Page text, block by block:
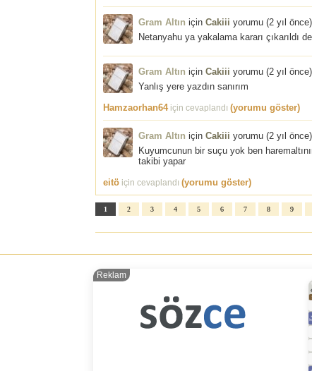
Gram Altın için Cakiii yorumu (2 yıl önce)
Netanyahu ya yakalama kararı çıkarıldı
Gram Altın için Cakiii yorumu (2 yıl önce)
Yanlış yere yazdın sanırım
Hamzaorhan64için cevaplandı (yorumu göster)
Gram Altın için Cakiii yorumu (2 yıl önce)
Kuyumcunun bir suçu yok ben
takibi yapar
eitö için cevaplandı (yorumu göster)
1 2 3 4 5 6 7 8 9
Reklam